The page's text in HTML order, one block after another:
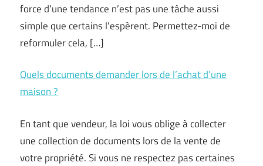
force d’une tendance n’est pas une tâche aussi
simple que certains l’espèrent. Permettez-moi de
reformuler cela, […]
Quels documents demander lors de l’achat d’une
maison ?
En tant que vendeur, la loi vous oblige à collecter
une collection de documents lors de la vente de
votre propriété. Si vous ne respectez pas certaines